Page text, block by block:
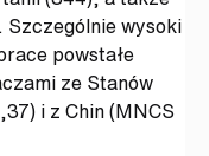
Szczególnie wysoki
powstałe
ze Stanów
i z Chin (MNCS